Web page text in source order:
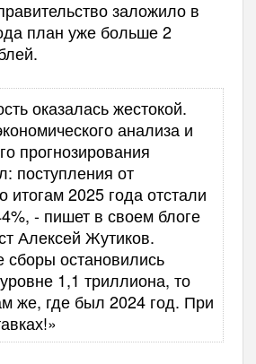
заложило в
план уже больше 2
оказалась жестокой.
анализа и
прогнозирования
поступления от
итогам 2025 года отстали
- пишет в своем блоге
Алексей Жутиков.
сборы остановились
1,1 триллиона, то
же, где был 2024 год. При